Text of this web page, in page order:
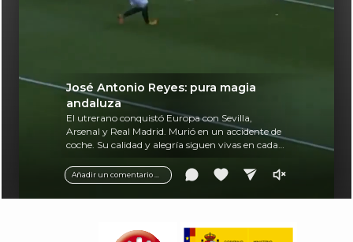
Añadir un comentario ...
José Antonio Reyes: pura magia
andaluza
El utrerano conquistó Europa con Sevilla,
Arsenal y Real Madrid. Murió en un accidente de
coche. Su calidad y alegría siguen vivas en cada